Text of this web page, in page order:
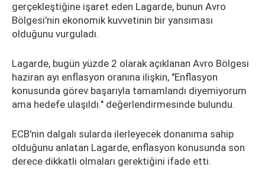
gerçekleştiğine işaret eden Lagarde, bunun Avro
Bölgesi'nin ekonomik kuvvetinin bir yansıması
olduğunu vurguladı.
Lagarde, bugün yüzde 2 olarak açıklanan Avro Bölgesi
haziran ayı enflasyon oranına ilişkin, "Enflasyon
konusunda görev başarıyla tamamlandı diyemiyorum
ama hedefe ulaşıldı." değerlendirmesinde bulundu.
ECB'nin dalgalı sularda ilerleyecek donanıma sahip
olduğunu anlatan Lagarde, enflasyon konusunda son
derece dikkatli olmaları gerektiğini ifade etti.